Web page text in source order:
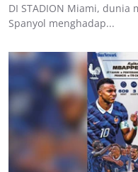
DI STADION Miami, dunia
Spanyol menghadap...